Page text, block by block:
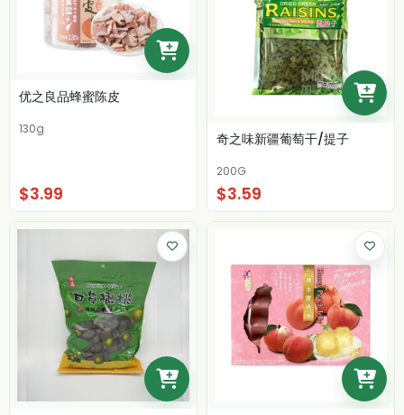
优之良品蜂蜜陈皮
130g
$3.99
奇之味新疆葡萄干/提子
200G
$3.59